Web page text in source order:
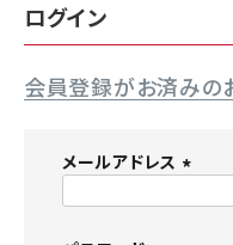
うさぎ用品
ブランド別に探す
目的別に探す
SNS
ログイン
会員登録がお済みの
メールアドレス